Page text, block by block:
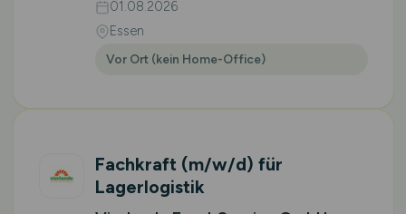
01.08.2026
Essen
Vor Ort (kein Home-Office)
Fachkraft (m/w/d) für
Lagerlogistik